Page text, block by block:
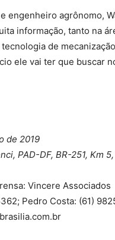
engenheiro agrônomo,
informação, tanto na
de
ele vai ter que buscar
de 2019
PAD-DF, BR-251, Km
Vincere Associados
Pedro Costa: (61)